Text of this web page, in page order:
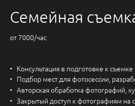
Семейная
от 7000/час
Консультация в подготовке к съемке
Подбор мест для фотосессии,
Авторская обработка фотографий,
Закрытый доступ к фотографиям на